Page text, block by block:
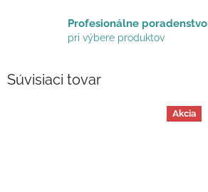
Profesionálne poradenstvo
pri výbere produktov
Súvisiaci tovar
Akcia